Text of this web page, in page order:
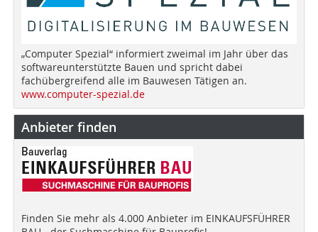
„Computer Spezial“ informiert zweimal im Jahr über das
softwareunterstützte Bauen und spricht dabei
fachübergreifend alle im Bauwesen Tätigen an.
www.computer-spezial.de
Anbieter finden
Finden Sie mehr als 4.000 Anbieter im EINKAUFSFÜHRER